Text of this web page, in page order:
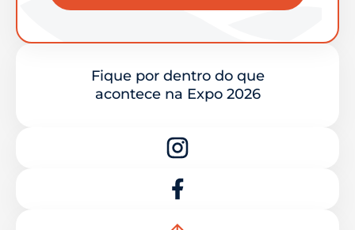
Fique por dentro do que
acontece na Expo 2026